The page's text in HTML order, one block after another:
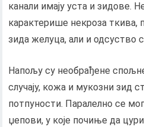
канали имају уста и зидове.
карактерише некроза ткива,
зида желуца, али и одсуство
Напољу су необрађене
случају, кожа и мукозни зид
потпуности. Паралелно се
џепови, у које почиње да